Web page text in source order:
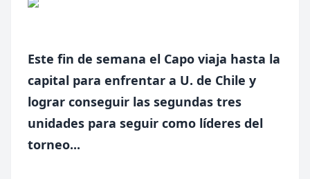
Este fin de semana el Capo viaja hasta la
capital para enfrentar a U. de Chile y
lograr conseguir las segundas tres
unidades para seguir como líderes del
torneo...